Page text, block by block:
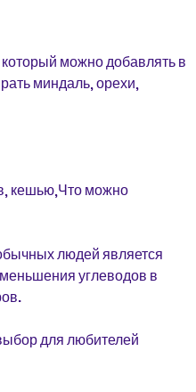
можно добавлять в
миндаль, орехи,
кешью,Что можно
людей является
углеводов в
для любителей